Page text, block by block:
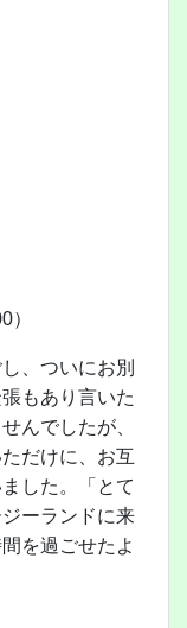
）
、ついにお別
もあり言いた
んでしたが、
だけに、お互
した。「とて
ーランドに来
を過ごせたよ